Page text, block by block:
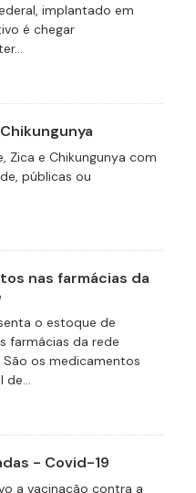
implantado em
é chegar
Zica e Chikungunya com
públicas ou
nas farmácias da
o estoque de
farmácias da rede
os medicamentos
de...
- Covid-19
a vacinação contra a